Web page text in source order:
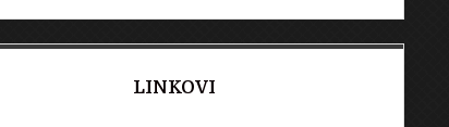
LINKOVI